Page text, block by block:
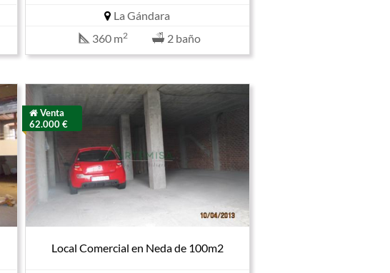
La Gándara
360 m2 2 baño
Venta
62.000 €
Local Comercial en Neda de 100m2